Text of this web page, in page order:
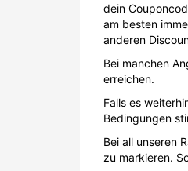
dein
am besten
anderen
Bei manchen
erreichen.
Falls es
Bedingungen
Bei all unseren
zu markieren.